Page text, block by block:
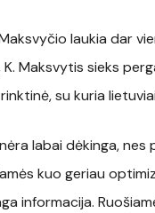
laukia dar
Maksvytis sieks
su kuria
labai dėkinga,
kuo geriau
informacija.